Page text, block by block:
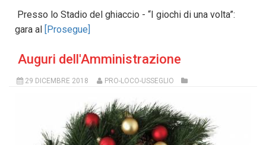
Presso lo Stadio del ghiaccio - “I giochi di una volta”:
gara al [Prosegue]
Auguri dell'Amministrazione
29 DICEMBRE 2018 PRO-LOCO-USSEGLIO